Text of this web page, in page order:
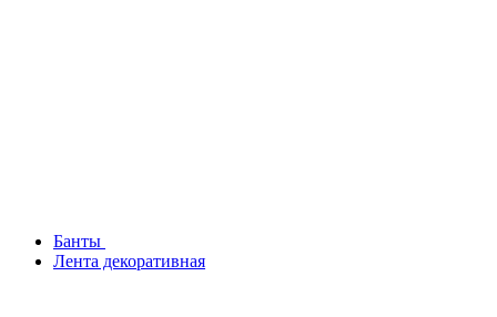
Банты
Лента декоративная